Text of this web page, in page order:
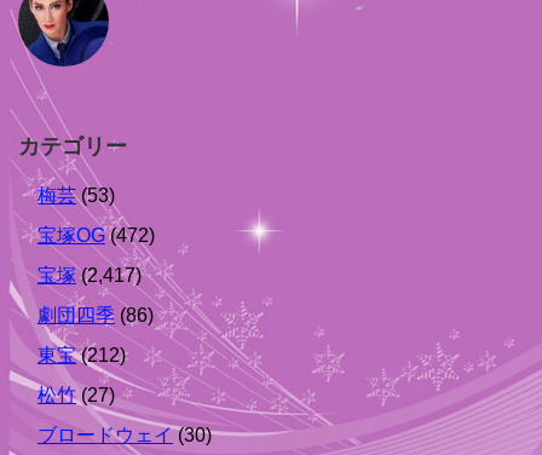
カテゴリー
梅芸(53)
宝塚OG(472)
宝塚(2,417)
劇団四季 (86)
東宝(212)
松竹(27)
ブロードウェイ(30)